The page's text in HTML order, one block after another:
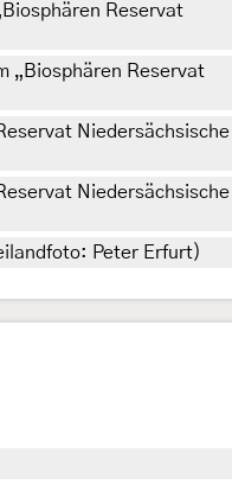
Reservat
„Biosphären Reservat
Niedersächsische
Niedersächsische
Peter Erfurt)